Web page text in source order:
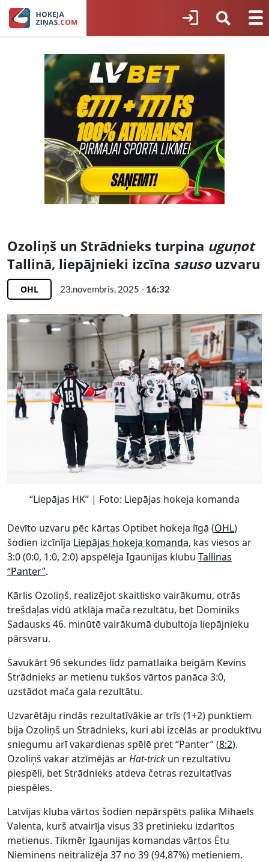
Ozoliņš un Strādnieks turpina uguņot
Tallinā, liepājnieki izcīna sausouzvaru
OHL 23.novembris, 2025 - 16:32
“Liepājas HK” | Foto: Liepājas hokeja komanda
Devīto uzvaru pēc kārtas Optibet hokeja līgā (OHL)
šodien izcīnīja Liepājas hokeja komanda, kas viesos ar
3:0 (0:0, 1:0, 2:0) apspēlēja Igaunijas klubu Tallinas
“Panter”.
Kārlis Ozoliņš, realizējot skaitlisko vairākumu, otrās
trešdaļas vidū atklāja mača rezultātu, bet Dominiks
Sadausks 46. minūtē vairākumā dubultoja liepājnieku
pārsvaru.
Savukārt 96 sekundes līdz pamatlaika beigām Kevins
Strādnieks ar metienu tukšos vārtos panāca 3:0,
uzstādot mača gala rezultātu.
Uzvarētāju rindās rezultatīvākie ar trīs (1+2) punktiem
bija Ozoliņš un Strādnieks, kuri abi izcēlās ar produktīvu
sniegumu arī vakardienas spēlē pret “Panter” (8:2).
Ozoliņš vakar atzīmējās arHat-trick un rezultatīvu
piespēli, bet Strādnieks atdeva četras rezultatīvas
piespēles.
Latvijas kluba vārtos šodien nepārspēts palika Mihaels
Valenta, kurš atvairīja visus 33 pretinieku izdarītos
metienus. Tikmēr Igaunijas komandas vārtos Ētu
Nieminens neitralizēja 37 no 39 (94,87%) metieniem.